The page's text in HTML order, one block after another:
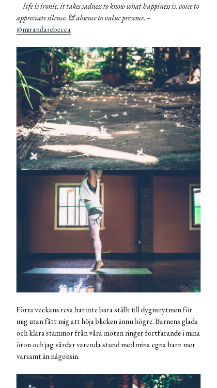
– life is ironic. it takes sadness to know what happiness is. voice to
appreciate silence. & absence to value presence. –
@mirandarebecca
Förra veckans resa har inte bara ställt till dygnsrytmen för
mig utan fått mig att höja blicken ännu högre. Barnens glada
och klara stämmor från våra möten ringer fortfarande i mina
öron och jag vårdar varenda stund med mina egna barn mer
varsamt än någonsin.